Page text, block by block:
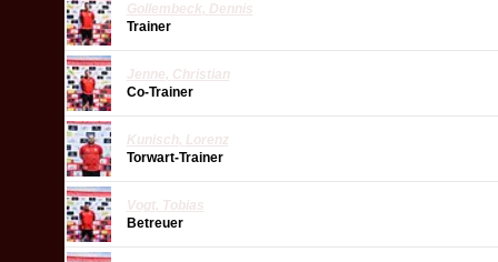
Gollembeck, Dennis
Trainer
Jenne, Christian
Co-Trainer
Kunisch, Lorenz
Torwart-Trainer
Vogt, Tobias
Betreuer